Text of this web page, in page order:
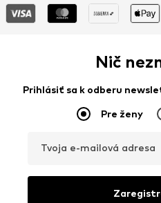
Nič
Prihlásiť sa k odberu
Pre ženy
Tvoja e-mailová adresa